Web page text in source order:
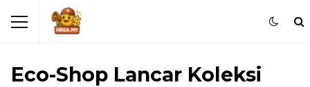
AKSESORI
Eco-Shop Lancar Koleksi